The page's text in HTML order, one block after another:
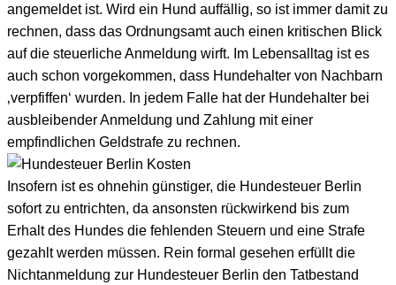
angemeldet ist. Wird ein Hund auffällig, so ist immer damit zu
rechnen, dass das Ordnungsamt auch einen kritischen Blick
auf die steuerliche Anmeldung wirft. Im Lebensalltag ist es
auch schon vorgekommen, dass Hundehalter von Nachbarn
‚verpfiffen‘ wurden. In jedem Falle hat der Hundehalter bei
ausbleibender Anmeldung und Zahlung mit einer
empfindlichen Geldstrafe zu rechnen.
Insofern ist es ohnehin günstiger, die Hundesteuer Berlin
sofort zu entrichten, da ansonsten rückwirkend bis zum
Erhalt des Hundes die fehlenden Steuern und eine Strafe
gezahlt werden müssen. Rein formal gesehen erfüllt die
Nichtanmeldung zur Hundesteuer Berlin den Tatbestand